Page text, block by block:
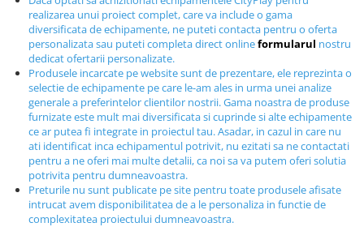
realizarea unui proiect complet, care va include o gama
diversificata de echipamente, ne puteti contacta pentru o oferta
personalizata sau puteti completa direct onlineformularul nostru
dedicat ofertarii personalizate.
Produsele incarcate pe website sunt de prezentare, ele reprezinta o
selectie de echipamente pe care le-am ales in urma unei analize
generale a preferintelor clientilor nostrii. Gama noastra de produse
furnizate este mult mai diversificata si cuprinde si alte echipamente
ce ar putea fi integrate in proiectul tau. Asadar, in cazul in care nu
ati identificat inca echipamentul potrivit, nu ezitati sa ne contactati
pentru a ne oferi mai multe detalii, ca noi sa va putem oferi solutia
potrivita pentru dumneavoastra.
Preturile nu sunt publicate pe site pentru toate produsele afisate
intrucat avem disponibilitatea de a le personaliza in functie de
complexitatea proiectului dumneavoastra.